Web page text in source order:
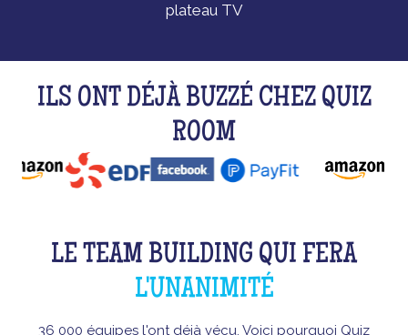
plateau TV
ILS ONT DÉJÀ BUZZÉ CHEZ QUIZ
ROOM
LE TEAM BUILDING QUI FERA
L'UNANIMITÉ
36 000 équipes l'ont déjà vécu. Voici pourquoi Quiz